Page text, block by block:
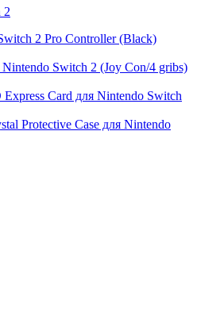
2
2 Pro Controller (Black)
Switch 2 (Joy Con/4 gribs)
Card для Nintendo Switch
Protective Case для Nintendo